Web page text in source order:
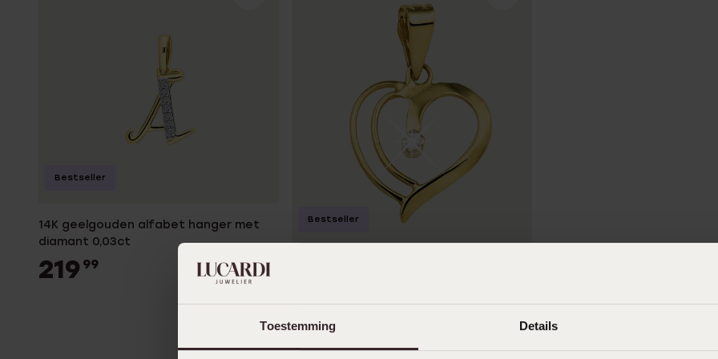
Toestemming Details
14K geelgouden alfabet hanger met
diamant 0,03ct
219 99
Bestseller
17999
Bestseller